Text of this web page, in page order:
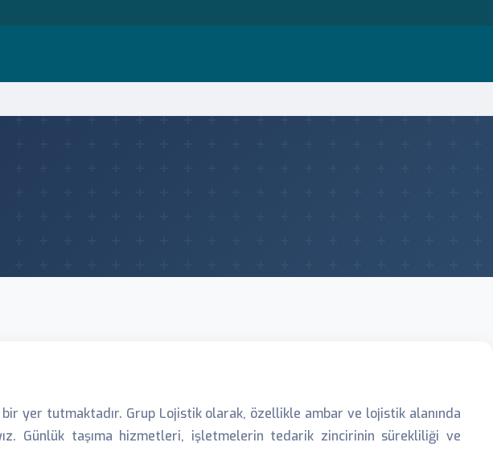
yer tutmaktadır. Grup Lojistik olarak, özellikle ambar ve lojistik alanında
Günlük taşıma hizmetleri, işletmelerin tedarik zincirinin sürekliliği ve